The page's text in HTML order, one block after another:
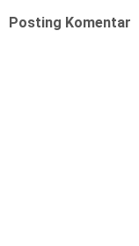
Posting Komentar